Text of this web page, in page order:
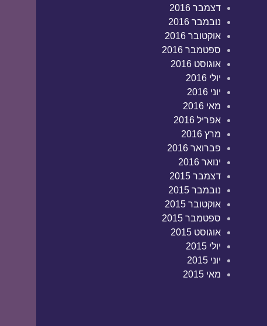
דצמבר 2016
נובמבר 2016
אוקטובר 2016
ספטמבר 2016
אוגוסט 2016
יולי 2016
יוני 2016
מאי 2016
אפריל 2016
מרץ 2016
פברואר 2016
ינואר 2016
דצמבר 2015
נובמבר 2015
אוקטובר 2015
ספטמבר 2015
אוגוסט 2015
יולי 2015
יוני 2015
מאי 2015